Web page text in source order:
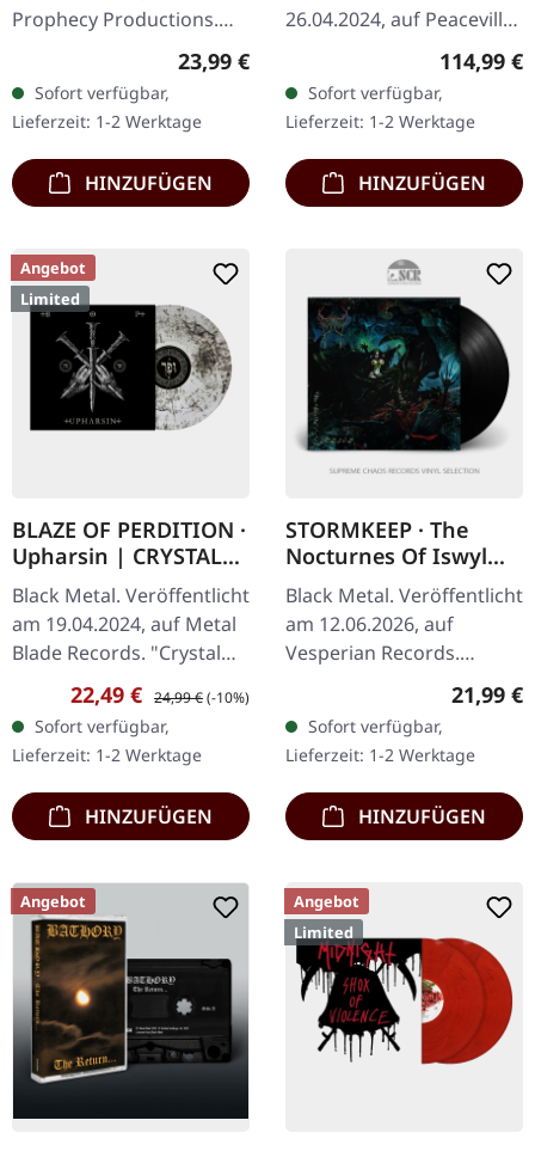
Prophecy Productions.
Dunkelgrünes Vinyl im
Gatefold-Cover. Das dritte
Album von Bethlehem,
"S.U.i.Z.i…
Regulärer Preis:
23,99 €
Sofort verfügbar,
Lieferzeit: 1-2 Werktage
HINZUFÜGEN
26.04.2024, auf Peaceville
Records. Schweres Box-
Set mit spezieller Vinyl-
Version und jede Menge
Extras…
114,99 €
Sofort verfügbar,
Lieferzeit: 1-2 Werktage
HINZUFÜGEN
Angebot
Limited
BLAZE OF PERDITION ·
Upharsin | CRYSTAL
CLEAR/BLACK DUST LP
Black Metal. Veröffentlicht
am 19.04.2024, auf Metal
Blade Records. "Crystal
Clear/Black Dust" Vinyl,
limitiert auf 300 Stück. Die
polnischen Black…
Verkaufspreis:
22,49 € Regulärer Preis:
24,99 €(-10%)
Sofort verfügbar,
Lieferzeit: 1-2 Werktage
HINZUFÜGEN
STORMKEEP · The
Nocturnes Of Iswylm
| BLACK LP
Black Metal. Veröffentlicht
am 12.06.2026, auf
Vesperian Records.
Schwarzes Vinyl im
Standard-Cover mit A4-
großem 12-seitigen
Booklet, doppelseitigem…
21,99 €
Sofort verfügbar,
Lieferzeit: 1-2 Werktage
HINZUFÜGEN
Angebot
Angebot
Limited